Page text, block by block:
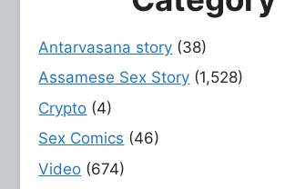
Antarvasana story (38)
Assamese Sex Story (1,528)
Crypto (4)
Sex Comics (46)
Video (674)